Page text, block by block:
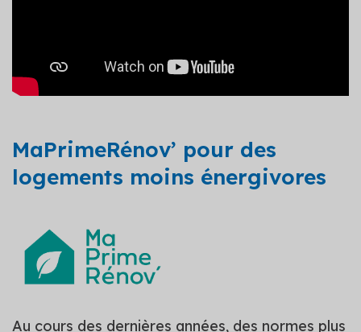
MaPrimeRénov’ pour des
logements moins énergivores
Au cours des dernières années, des normes plus